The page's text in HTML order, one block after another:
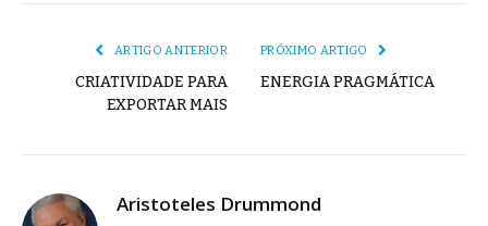
ARTIGO ANTERIOR
CRIATIVIDADE PARA
EXPORTAR MAIS
PRÓXIMO ARTIGO
ENERGIA PRAGMÁTICA
Aristoteles Drummond